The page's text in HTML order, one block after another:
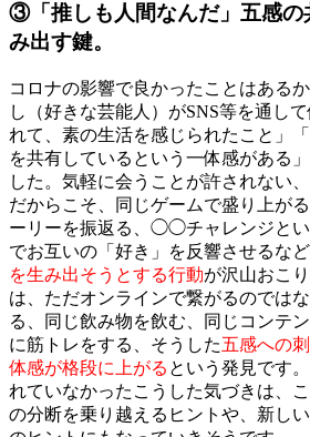
③「推しも人間なんだ」五感の
み出す鍵。
コロナの影響で良かったことはある
し（好きな芸能人）がSNS等を通し
れて、素の生活を感じられたこと」
を共有しているという一体感がある
した。気軽に会うことが許されない
だからこそ、同じゲームで盛り上が
ーリーを振返る、◯◯チャレンジと
でお互いの「好き」を反響させるなど
を生み出そうとする行動が沢山おこ
は、ただオンラインで繋がるのでは
る、同じ飲み物を飲む、同じコンテ
に筋トレをする、そうした五感への
体感が格段に上がる という発見です
れていなかったこうした気づきは、
の分断を乗り越えるヒントや、新し